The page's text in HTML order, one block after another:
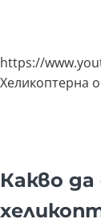
https://
Хеликоптерна
Какво